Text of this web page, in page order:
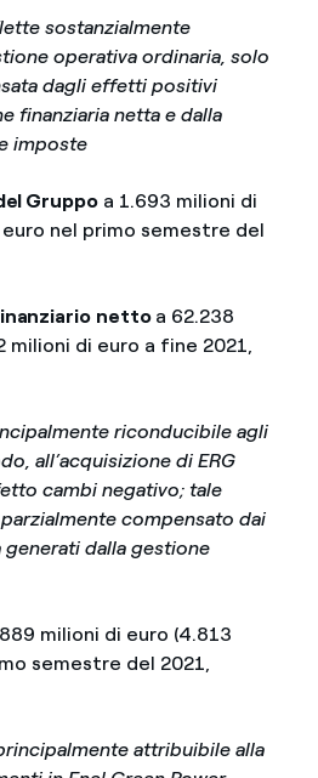
sostanzialmente
operativa ordinaria, solo
dagli effetti positivi
finanziaria netta e dalla
imposte
Gruppoa 1.693 milioni di
nel primo semestre del
nettoa 62.238
milioni di euro a fine 2021,
riconducibile agli
all’acquisizione di ERG
cambi negativo; tale
compensato dai
dalla gestione
milioni di euro (4.813
semestre del 2021,
attribuibile alla